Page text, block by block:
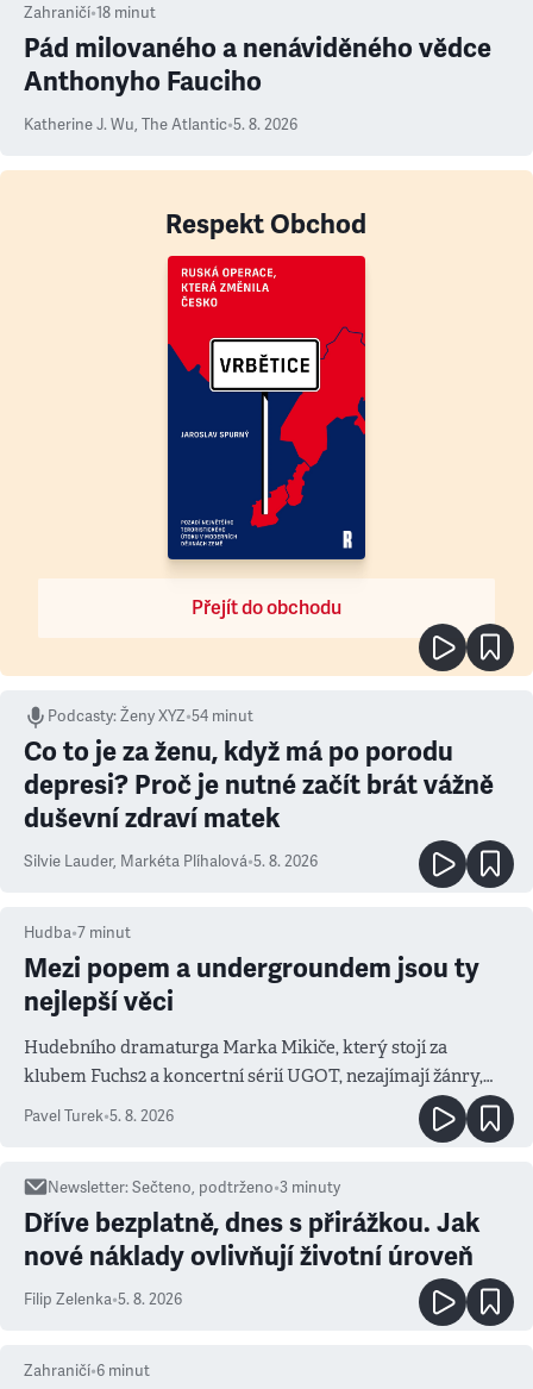
Zahraničí•18 minut
Pád milovaného a nenáviděného vědce
Anthonyho Fauciho
Katherine J. Wu, The Atlantic•5. 8. 2026
Respekt Obchod
Přejít do obchodu
Podcasty:Ženy XYZ•54 minut
Co to je za ženu, když má po porodu
depresi? Proč je nutné začít brát vážně
duševní zdraví matek
Silvie Lauder, Markéta Plíhalová•5. 8. 2026
Hudba•7 minut
Mezi popem a undergroundem jsou ty
nejlepší věci
Hudebního dramaturga Marka Mikiče, který stojí za
klubem Fuchs2 a koncertní sérií UGOT, nezajímají žánry,
ale atmosféra
Pavel Turek•5. 8. 2026
Newsletter:Sečteno, podtrženo•3 minuty
Dříve bezplatně, dnes s přirážkou. Jak
nové náklady ovlivňují životní úroveň
Filip Zelenka•5. 8. 2026
Zahraničí•6 minut